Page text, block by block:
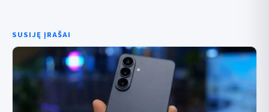
SUSIJĘ ĮRAŠAI